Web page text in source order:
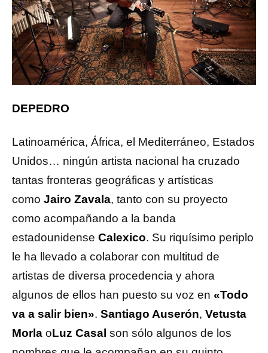
DEPEDRO
Latinoamérica, África, el Mediterráneo, Estados
Unidos… ningún artista nacional ha cruzado
tantas fronteras geográficas y artísticas
como Jairo Zavala, tanto con su proyecto
como acompañando a la banda
estadounidense Calexico. Su riquísimo periplo
le ha llevado a colaborar con multitud de
artistas de diversa procedencia y ahora
algunos de ellos han puesto su voz en «Todo
va a salir bien». Santiago Auserón, Vetusta
Morla oLuz Casal son sólo algunos de los